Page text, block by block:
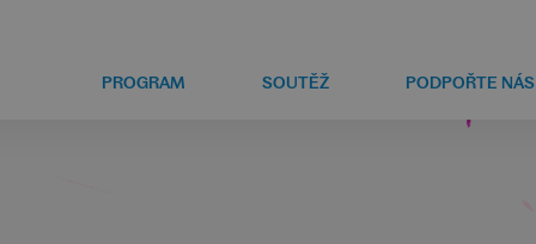
PROGRAM SOUTĚŽ PODPOŘTE NÁS